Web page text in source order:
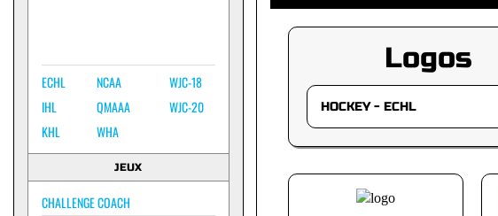
ECHL
IHL
KHL
NCAA
QMAAA
WHA
WJC-18
WJC-20
JEUX
CHALLENGE COACH
Logos